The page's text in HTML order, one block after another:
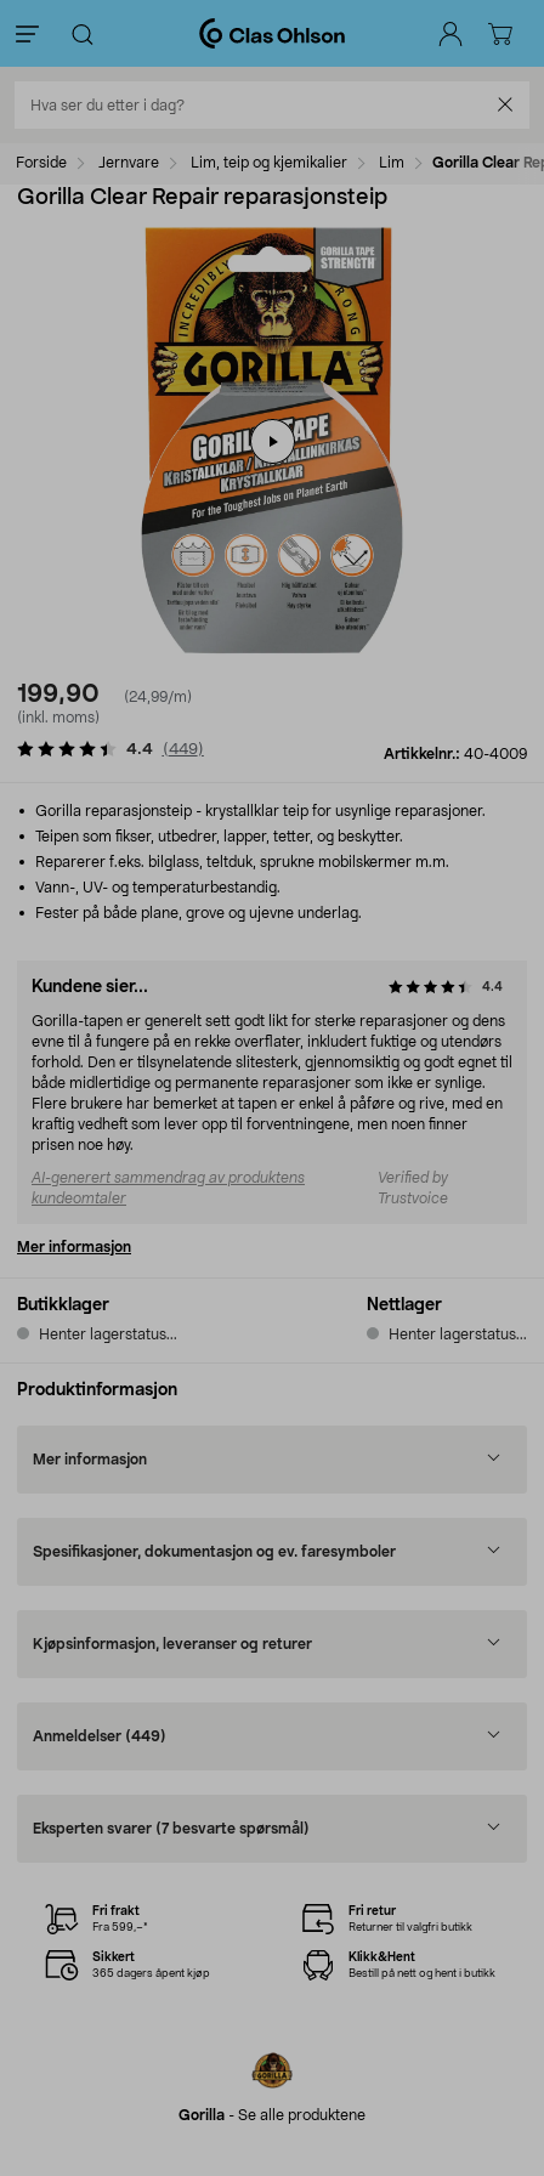
Forside Jernvare Lim, teip og kjemikalier Lim Gorilla Clear
Gorilla Clear Repair reparasjonsteip
199,90
(24,99/m)
(inkl. moms)
Artikkelnr.: 40-4009
4.4 (449)
Butikklager
Henter lagerstatus...
Nettlager
Henter lagerstatus...
Gorilla reparasjonsteip - krystallklar teip for usynlige reparasjoner.
Teipen som fikser, utbedrer, lapper, tetter, og beskytter.
Reparerer f.eks. bilglass, teltduk, sprukne mobilskermer m.m.
Vann-, UV- og temperaturbestandig.
Fester på både plane, grove og ujevne underlag.
Kundene sier... 4.4
Gorilla-tapen er generelt sett godt likt for sterke reparasjoner og dens
evne til å fungere på en rekke overflater, inkludert fuktige og utendørs
forhold. Den er tilsynelatende slitesterk, gjennomsiktig og godt egnet til
både midlertidige og permanente reparasjoner som ikke er synlige.
Flere brukere har bemerket at tapen er enkel å påføre og rive, med en
kraftig vedheft som lever opp til forventningene, men noen finner
prisen noe høy.
AI-generert sammendrag av produktens
kundeomtaler
Verified by
Trustvoice
Mer informasjon
Produktinformasjon
Mer informasjon
Spesifikasjoner, dokumentasjon og ev. faresymboler
Kjøpsinformasjon, leveranser og returer
Anmeldelser (449)
Eksperten svarer (7 besvarte spørsmål)
Gorilla - Se alle produktene
Fri frakt
Fra 599,–*
Fri retur
Returner til valgfri butikk
Sikkert
365 dagers åpent kjøp
Klikk&Hent
Bestill på nett og hent i butikk